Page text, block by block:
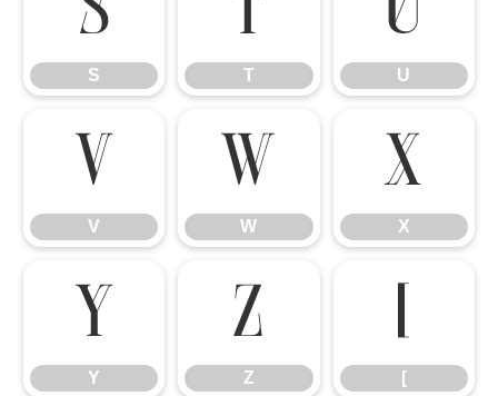
S T U
V
V
W
W
X
X
Y
Y
Z
Z
[
[